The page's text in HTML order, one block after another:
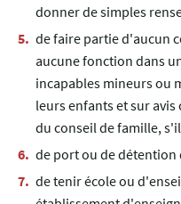
donner de simples
de faire partie d'aucun
aucune fonction dans
incapables mineurs ou
leurs enfants et sur
du conseil de famille,
de port ou de détention
de tenir école ou